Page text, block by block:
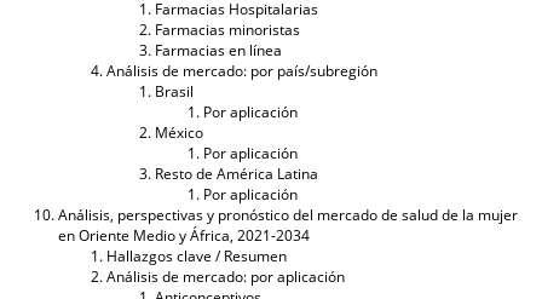
Farmacias Hospitalarias
Farmacias minoristas
Farmacias en línea
Análisis de mercado: por país/subregión
Brasil
Por aplicación
México
Por aplicación
Resto de América Latina
Por aplicación
Análisis, perspectivas y pronóstico del mercado de salud de la mujer
en Oriente Medio y África, 2021-2034
Hallazgos clave / Resumen
Análisis de mercado: por aplicación